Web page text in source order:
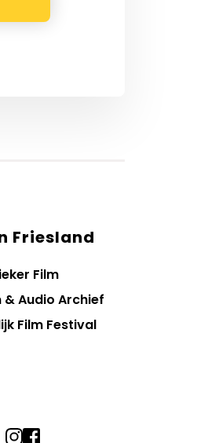
Friesland
Film
& Audio Archief
Film Festival